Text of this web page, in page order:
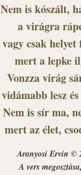
Nem is kószált,
a virágra
vagy csak
mert a lepke
Vonzza virág
vidámabb lesz
Nem is sír ma,
mert az élet,
Aranyosi Ervin ©
A vers